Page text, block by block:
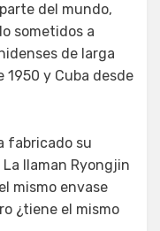
del mundo,
sometidos a
de larga
1950 y Cuba desde
fabricado su
llaman Ryongjin
mismo envase
¿tiene el mismo